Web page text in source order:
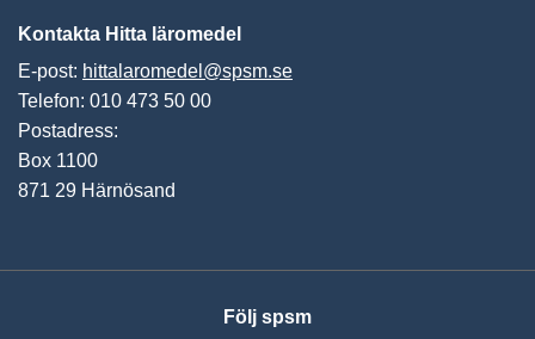
Kontakta Hitta läromedel
E-post: hittalaromedel@spsm.se
Telefon: 010 473 50 00
Postadress:
Box 1100
871 29 Härnösand
Följ spsm